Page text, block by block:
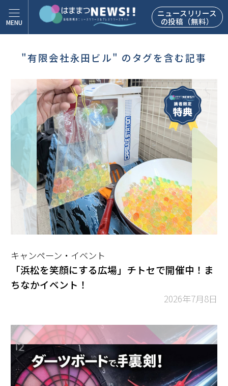
ニュースリリース
の投稿（無料）
"有限会社永田ビル" のタグを含む記事
キャンペーン・イベント
「浜松を笑顔にする広場」チトセで開催中！ま
ちなかイベント！
2026年7月8日